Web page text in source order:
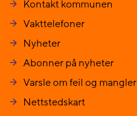
Kontakt kommunen
Vakttelefoner
Nyheter
Abonner på nyheter
Varsle om feil og mangler
Nettstedskart